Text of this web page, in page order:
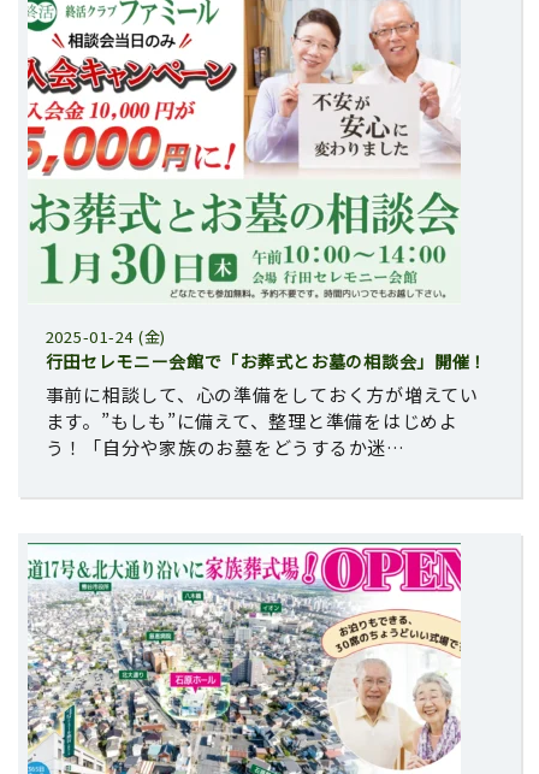
2025-01-24 (金)
行田セレモニー会館で「お葬式とお墓の相談会」開催！
事前に相談して、心の準備をしておく方が増えてい
ます。”もしも”に備えて、整理と準備をはじめよ
う！「自分や家族のお墓をどうするか迷…